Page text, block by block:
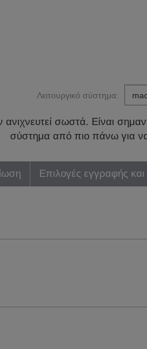
Λειτουργικό σύστημα:
σωστά. Είναι
σύστημα από πιο πάνω για να
Επιλογές εγγραφής